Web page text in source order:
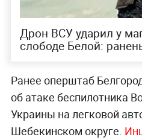
Дрон ВСУ ударил у
слободе Белой:
Ранее оперштаб
об атаке беспилотника
Украины на легковой
Шебекинском округе.